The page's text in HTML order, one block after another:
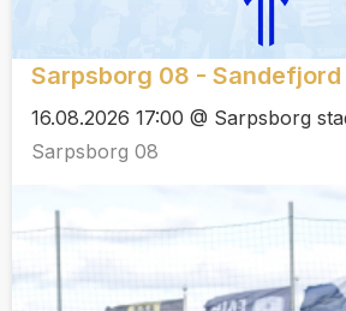
Sarpsborg 08 - Sandefjord
16.08.2026 17:00 @ Sarpsborg
Sarpsborg 08